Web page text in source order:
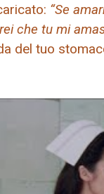
“Se
che tu mi
del tuo